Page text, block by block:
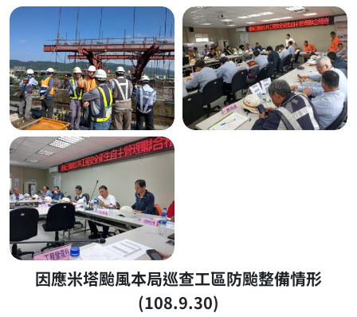
因應米塔颱風本局巡查工區防颱整備情形
(108.9.30)